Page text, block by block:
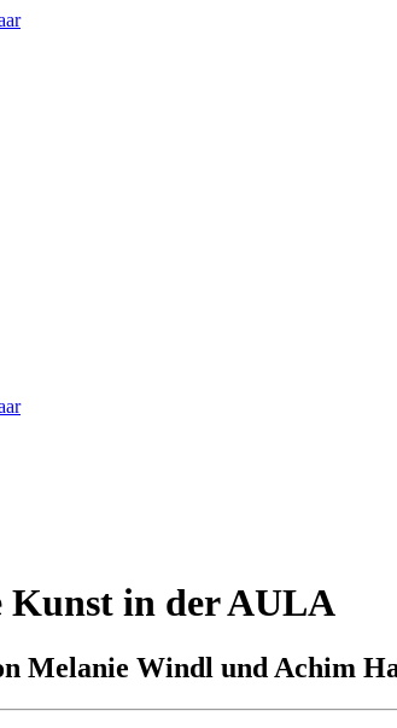
Kunst in der AULA
Melanie Windl und Achim